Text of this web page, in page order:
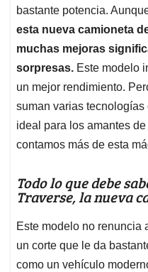
bastante potencia.
esta nueva camioneta
muchas mejoras
sorpresas. Este modelo
un mejor rendimiento.
suman varias
ideal para los amantes
contamos más de esta
Todo lo que debe
Traverse, la nueva
Este modelo no renuncia
un corte que le da
como un vehículo